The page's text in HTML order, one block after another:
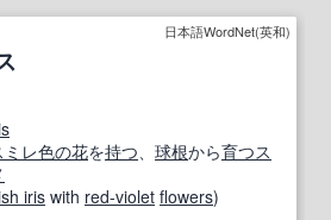
日本語WordNet(英和)
ミレ色の花を持つ 球根から育つス
iris with red-violet flowers)